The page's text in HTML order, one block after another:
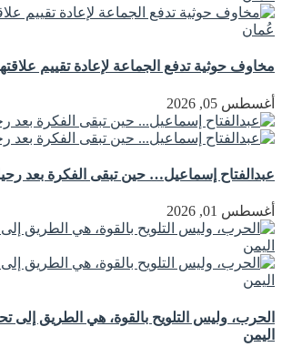
مخاوف حوثية تدفع الجماعة لإعادة تقييم
أغسطس 05, 2026
عبدالفتاح إسماعيل… حين تبقى الفكرة بعد
أغسطس 01, 2026
الحرب، وليس التلويح بالقوة، هي الطريق إلى
اليمن